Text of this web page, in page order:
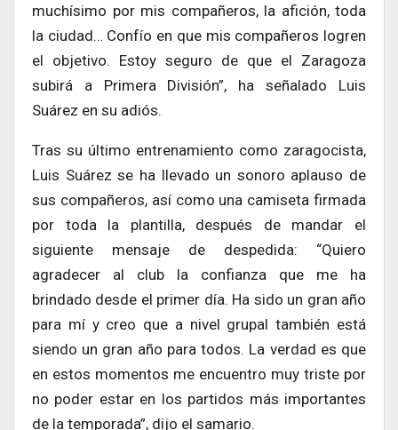
muchísimo por mis compañeros, la afición, toda
la ciudad… Confío en que mis compañeros logren
el objetivo. Estoy seguro de que el Zaragoza
subirá a Primera División”, ha señalado Luis
Suárez en su adiós.
Tras su último entrenamiento como zaragocista,
Luis Suárez se ha llevado un sonoro aplauso de
sus compañeros, así como una camiseta firmada
por toda la plantilla, después de mandar el
siguiente mensaje de despedida: “Quiero
agradecer al club la confianza que me ha
brindado desde el primer día. Ha sido un gran año
para mí y creo que a nivel grupal también está
siendo un gran año para todos. La verdad es que
en estos momentos me encuentro muy triste por
no poder estar en los partidos más importantes
de la temporada”, dijo el samario.